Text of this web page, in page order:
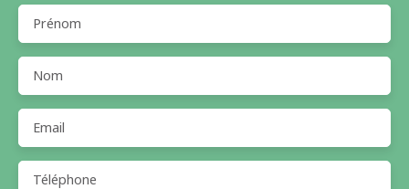
Prénom
Nom
Email
Téléphone